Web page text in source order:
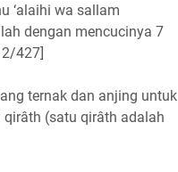
‘alaihi wa sallam
dengan mencucinya 7
427]
ternak dan anjing untuk
qirâth (satu qirâth adalah